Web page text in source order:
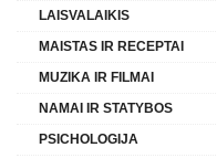
LAISVALAIKIS
MAISTAS IR RECEPTAI
MUZIKA IR FILMAI
NAMAI IR STATYBOS
PSICHOLOGIJA